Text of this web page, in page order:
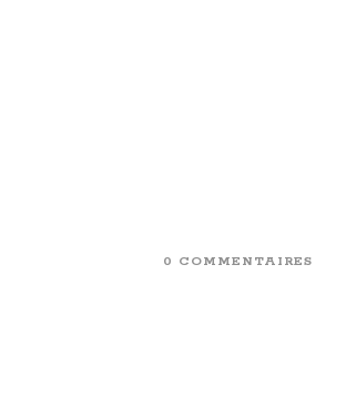
0 COMMENTAIRES